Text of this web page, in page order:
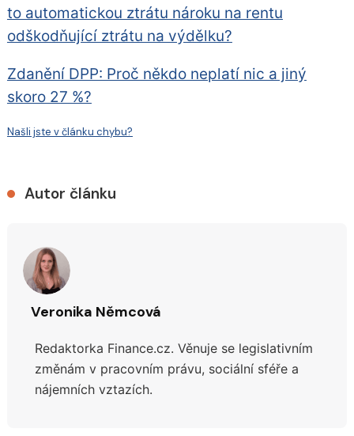
to automatickou ztrátu nároku na rentu
odškodňující ztrátu na výdělku?
Zdanění DPP: Proč někdo neplatí nic a jiný
skoro 27 %?
Našli jste v článku chybu?
Autor článku
Veronika Němcová
Redaktorka Finance.cz. Věnuje se legislativním
změnám v pracovním právu, sociální sféře a
nájemních vztazích.